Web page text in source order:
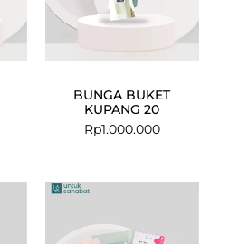
BUNGA BUKET
KUPANG 20
Rp1.000.000